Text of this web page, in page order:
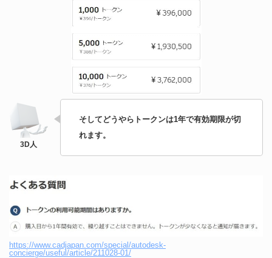
そしてどうやらトークンは1年で有効期限が切
れます。
https://www.cadjapan.com/special/autodesk-
concierge/useful/article/211028-01/